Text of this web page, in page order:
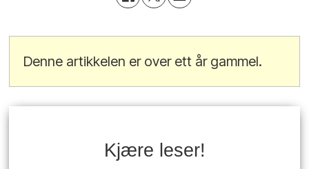
Denne artikkelen er over ett år gammel.
Kjære leser!